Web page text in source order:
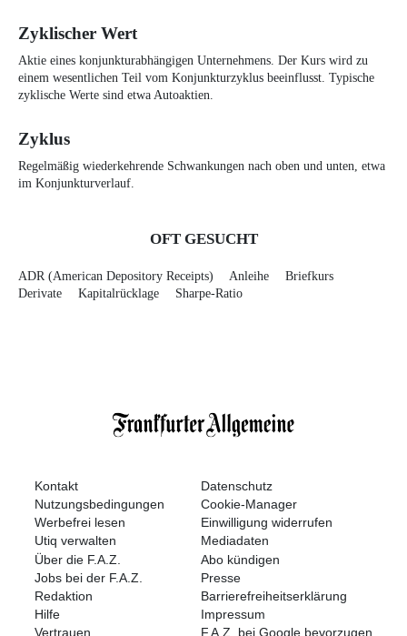
Zyklischer Wert
Aktie eines konjunkturabhängigen Unternehmens. Der Kurs wird zu
einem wesentlichen Teil vom Konjunkturzyklus beeinflusst. Typische
zyklische Werte sind etwa Autoaktien.
Zyklus
Regelmäßig wiederkehrende Schwankungen nach oben und unten, etwa
im Konjunkturverlauf.
OFT GESUCHT
ADR (American Depository Receipts) Anleihe
Briefkurs
Derivate
Kapitalrücklage Sharpe-Ratio
Kontakt
Datenschutz
Nutzungsbedingungen
Cookie-Manager
Werbefrei lesen
Einwilligung widerrufen
Utiq verwalten
Mediadaten
Über die F.A.Z.
Abo kündigen
Jobs bei der F.A.Z.
Presse
Redaktion
Barrierefreiheitserklärung
Hilfe
Impressum
Vertrauen
F.A.Z. bei Google bevorzugen